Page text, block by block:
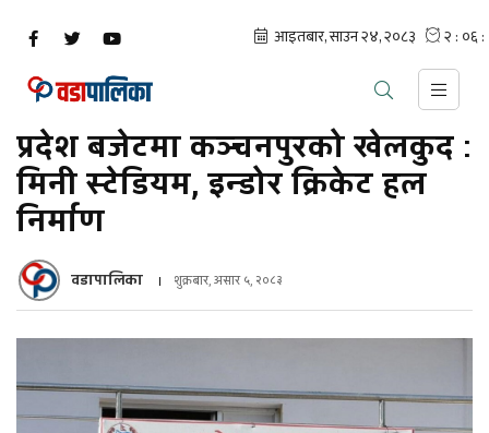
प्रदेश बजेटमा कञ्चनपुरको खेलकुद :
मिनी स्टेडियम, इन्डोर क्रिकेट हल
निर्माण
वडापालिका शुक्रबार, असार ५, २०८३